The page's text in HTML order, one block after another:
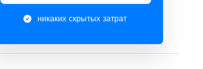
никаких скрытых затрат